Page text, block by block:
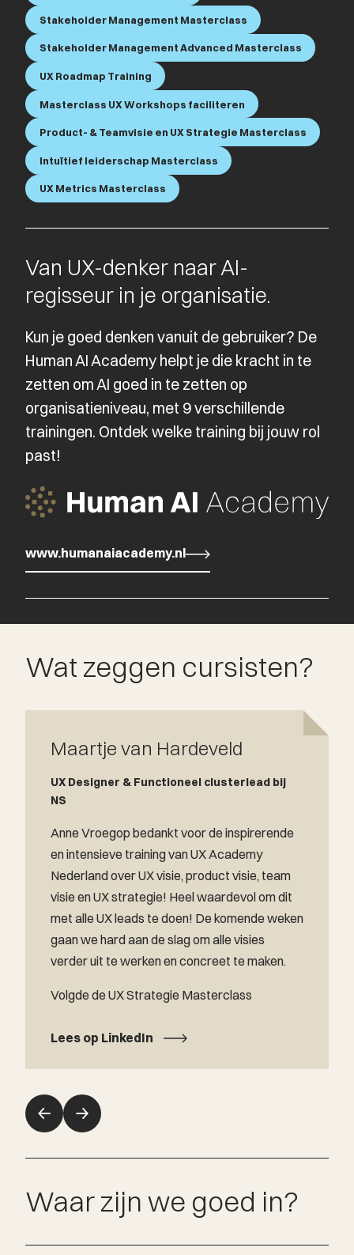
Stakeholder Management Masterclass
Stakeholder Management Advanced Masterclass
UX Roadmap Training
Masterclass UX Workshops faciliteren
Product- & Teamvisie en UX Strategie Masterclass
Intuïtief leiderschap Masterclass
UX Metrics Masterclass
Van UX-denker naar AI-
regisseur in je organisatie.
Kun je goed denken vanuit de gebruiker? De
Human AI Academy helpt je die kracht in te
zetten om AI goed in te zetten op
organisatieniveau, met 9 verschillende
trainingen. Ontdek welke training bij jouw rol
past!
www.humanaiacademy.nl
Wat zeggen cursisten?
Maartje van Hardeveld
UX Designer & Functioneel clusterlead bij
NS
Anne Vroegop bedankt voor de inspirerende
en intensieve training van UX Academy
Nederland over UX visie, product visie, team
visie en UX strategie! Heel waardevol om dit
met alle UX leads te doen! De komende weken
gaan we hard aan de slag om alle visies
verder uit te werken en concreet te maken.
Volgde de UX Strategie Masterclass
Lees op LinkedIn
Waar zijn we goed in?